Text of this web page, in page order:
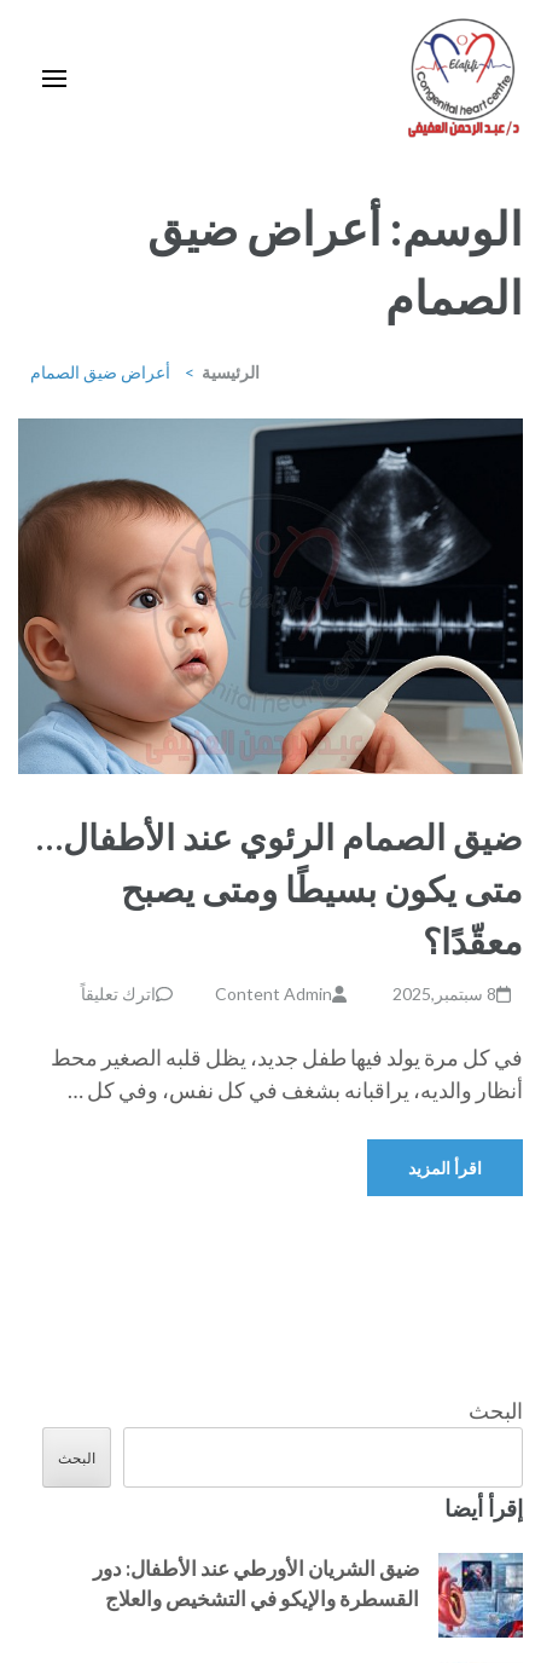
المحتوى
(اضغط
Enter)
الوسم: أعراض ضيق
الصمام
الرئيسية > أعراض ضيق الصمام
ضيق الصمام الرئوي عند الأطفال…
متى يكون بسيطًا ومتى يصبح
معقّدًا؟
8 سبتمبر,2025 Content Admin اترك تعليقاً
في كل مرة يولد فيها طفل جديد، يظل قلبه الصغير محط
أنظار والديه، يراقبانه بشغف في كل نفس، وفي كل …
اقرأ المزيد
البحث
البحث
إقرأ أيضا
ضيق الشريان الأورطي عند الأطفال: دور
القسطرة والإيكو في التشخيص والعلاج